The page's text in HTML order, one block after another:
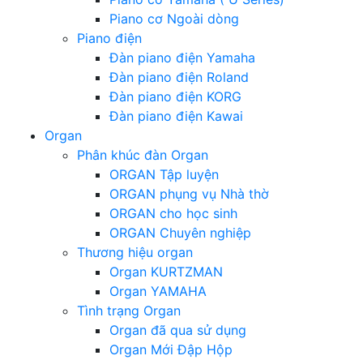
Piano cơ Ngoài dòng
Piano điện
Đàn piano điện Yamaha
Đàn piano điện Roland
Đàn piano điện KORG
Đàn piano điện Kawai
Organ
Phân khúc đàn Organ
ORGAN Tập luyện
ORGAN phụng vụ Nhà thờ
ORGAN cho học sinh
ORGAN Chuyên nghiệp
Thương hiệu organ
Organ KURTZMAN
Organ YAMAHA
Tình trạng Organ
Organ đã qua sử dụng
Organ Mới Đập Hộp